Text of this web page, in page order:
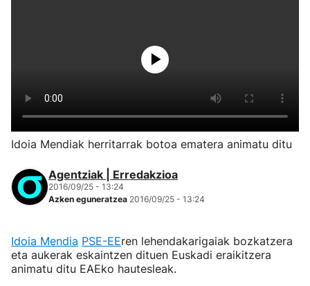
Idoia Mendiak herritarrak botoa ematera animatu ditu
Agentziak | Erredakzioa
2016/09/25 - 13:24
Azken eguneratzea 2016/09/25 - 13:24
Idoia Mendia PSE-EEren lehendakarigaiak bozkatzera
eta aukerak eskaintzen dituen Euskadi eraikitzera
animatu ditu EAEko hautesleak.